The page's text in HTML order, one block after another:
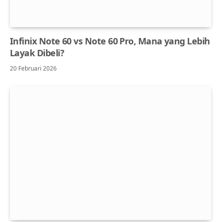
Infinix Note 60 vs Note 60 Pro, Mana yang Lebih
Layak Dibeli?
20 Februari 2026